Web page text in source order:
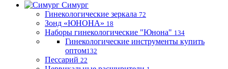
Симург
Гинекологические зеркала 72
Зонд «ЮНОНА» 18
Наборы гинекологические "Юнона" 134
Гинекологические инструменты купить
оптом132
Пессарий 22